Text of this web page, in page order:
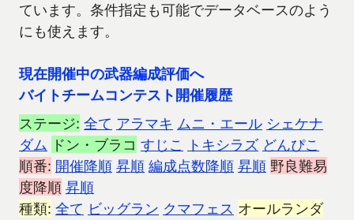
ています。条件指定も可能でデータベースのよう
にも使えます。
現在開催中の武器編成評価へ
バイトチームコンテスト開催履歴
ステージ: 全て アラマキ ムニ・エール シェケナ
ダム ドン・ブラコ すじこ トキシラズ どんぴこ
順番: 開催降順 昇順 編成点数降順 昇順 野良難易
度降順 昇順
種類: 全て ビッグラン クマフェス オールランダ